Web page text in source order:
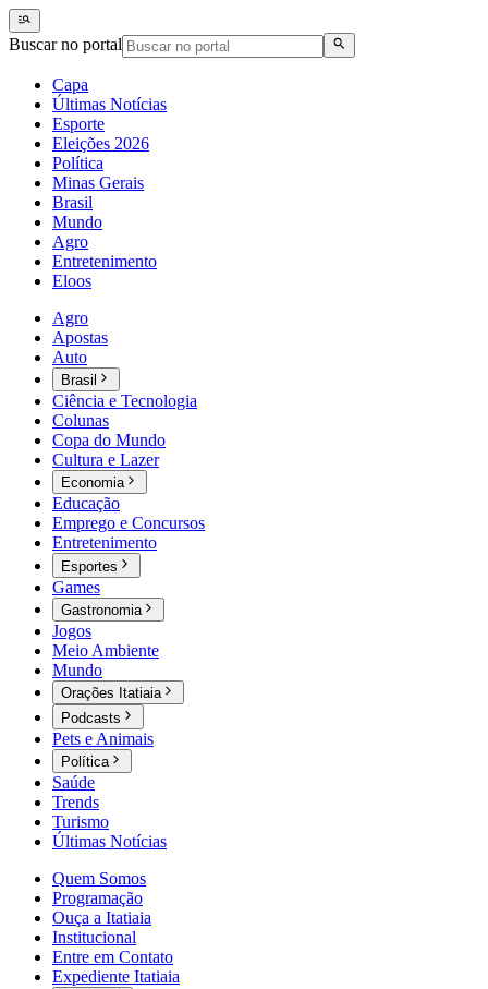
Buscar no portal
Capa
Últimas Notícias
Esporte
Eleições 2026
Política
Minas Gerais
Brasil
Mundo
Agro
Entretenimento
Eloos
Agro
Apostas
Auto
Brasil
Ciência e Tecnologia
Colunas
Copa do Mundo
Cultura e Lazer
Economia
Educação
Emprego e Concursos
Entretenimento
Esportes
Games
Gastronomia
Jogos
Meio Ambiente
Mundo
Orações Itatiaia
Podcasts
Pets e Animais
Política
Saúde
Trends
Turismo
Últimas Notícias
Quem Somos
Programação
Ouça a Itatiaia
Institucional
Entre em Contato
Expediente Itatiaia